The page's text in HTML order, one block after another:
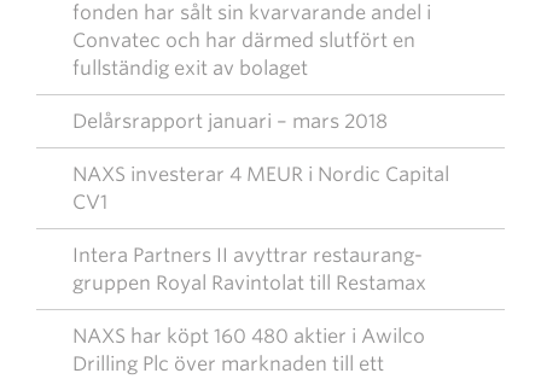
fonden har sålt sin kvarvarande andel i
Convatec och har därmed slutfört en
fullständig exit av bolaget
Delårsrapport januari – mars 2018
NAXS investerar 4 MEUR i Nordic Capital
CV1
Intera Partners II avyttrar restaurang-
gruppen Royal Ravintolat till Restamax
NAXS har köpt 160 480 aktier i Awilco
Drilling Plc över marknaden till ett